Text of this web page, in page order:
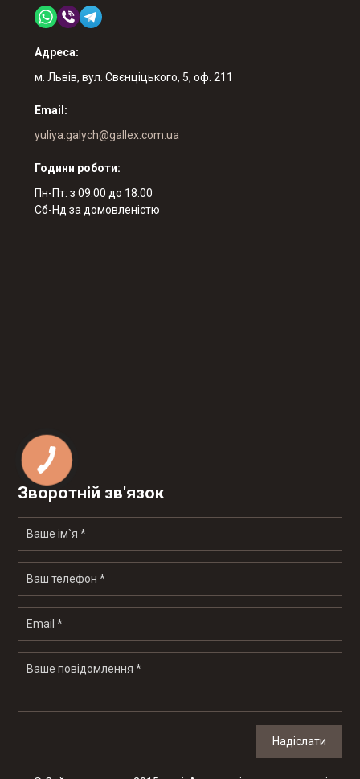
Адреса:
м. Львів, вул. Свєнціцького, 5, оф. 211
Email:
yuliya.galych@gallex.com.ua
Години роботи:
Пн-Пт: з 09:00 до 18:00
Cб-Нд за домовленістю
Зворотній зв'язок
Надіслати